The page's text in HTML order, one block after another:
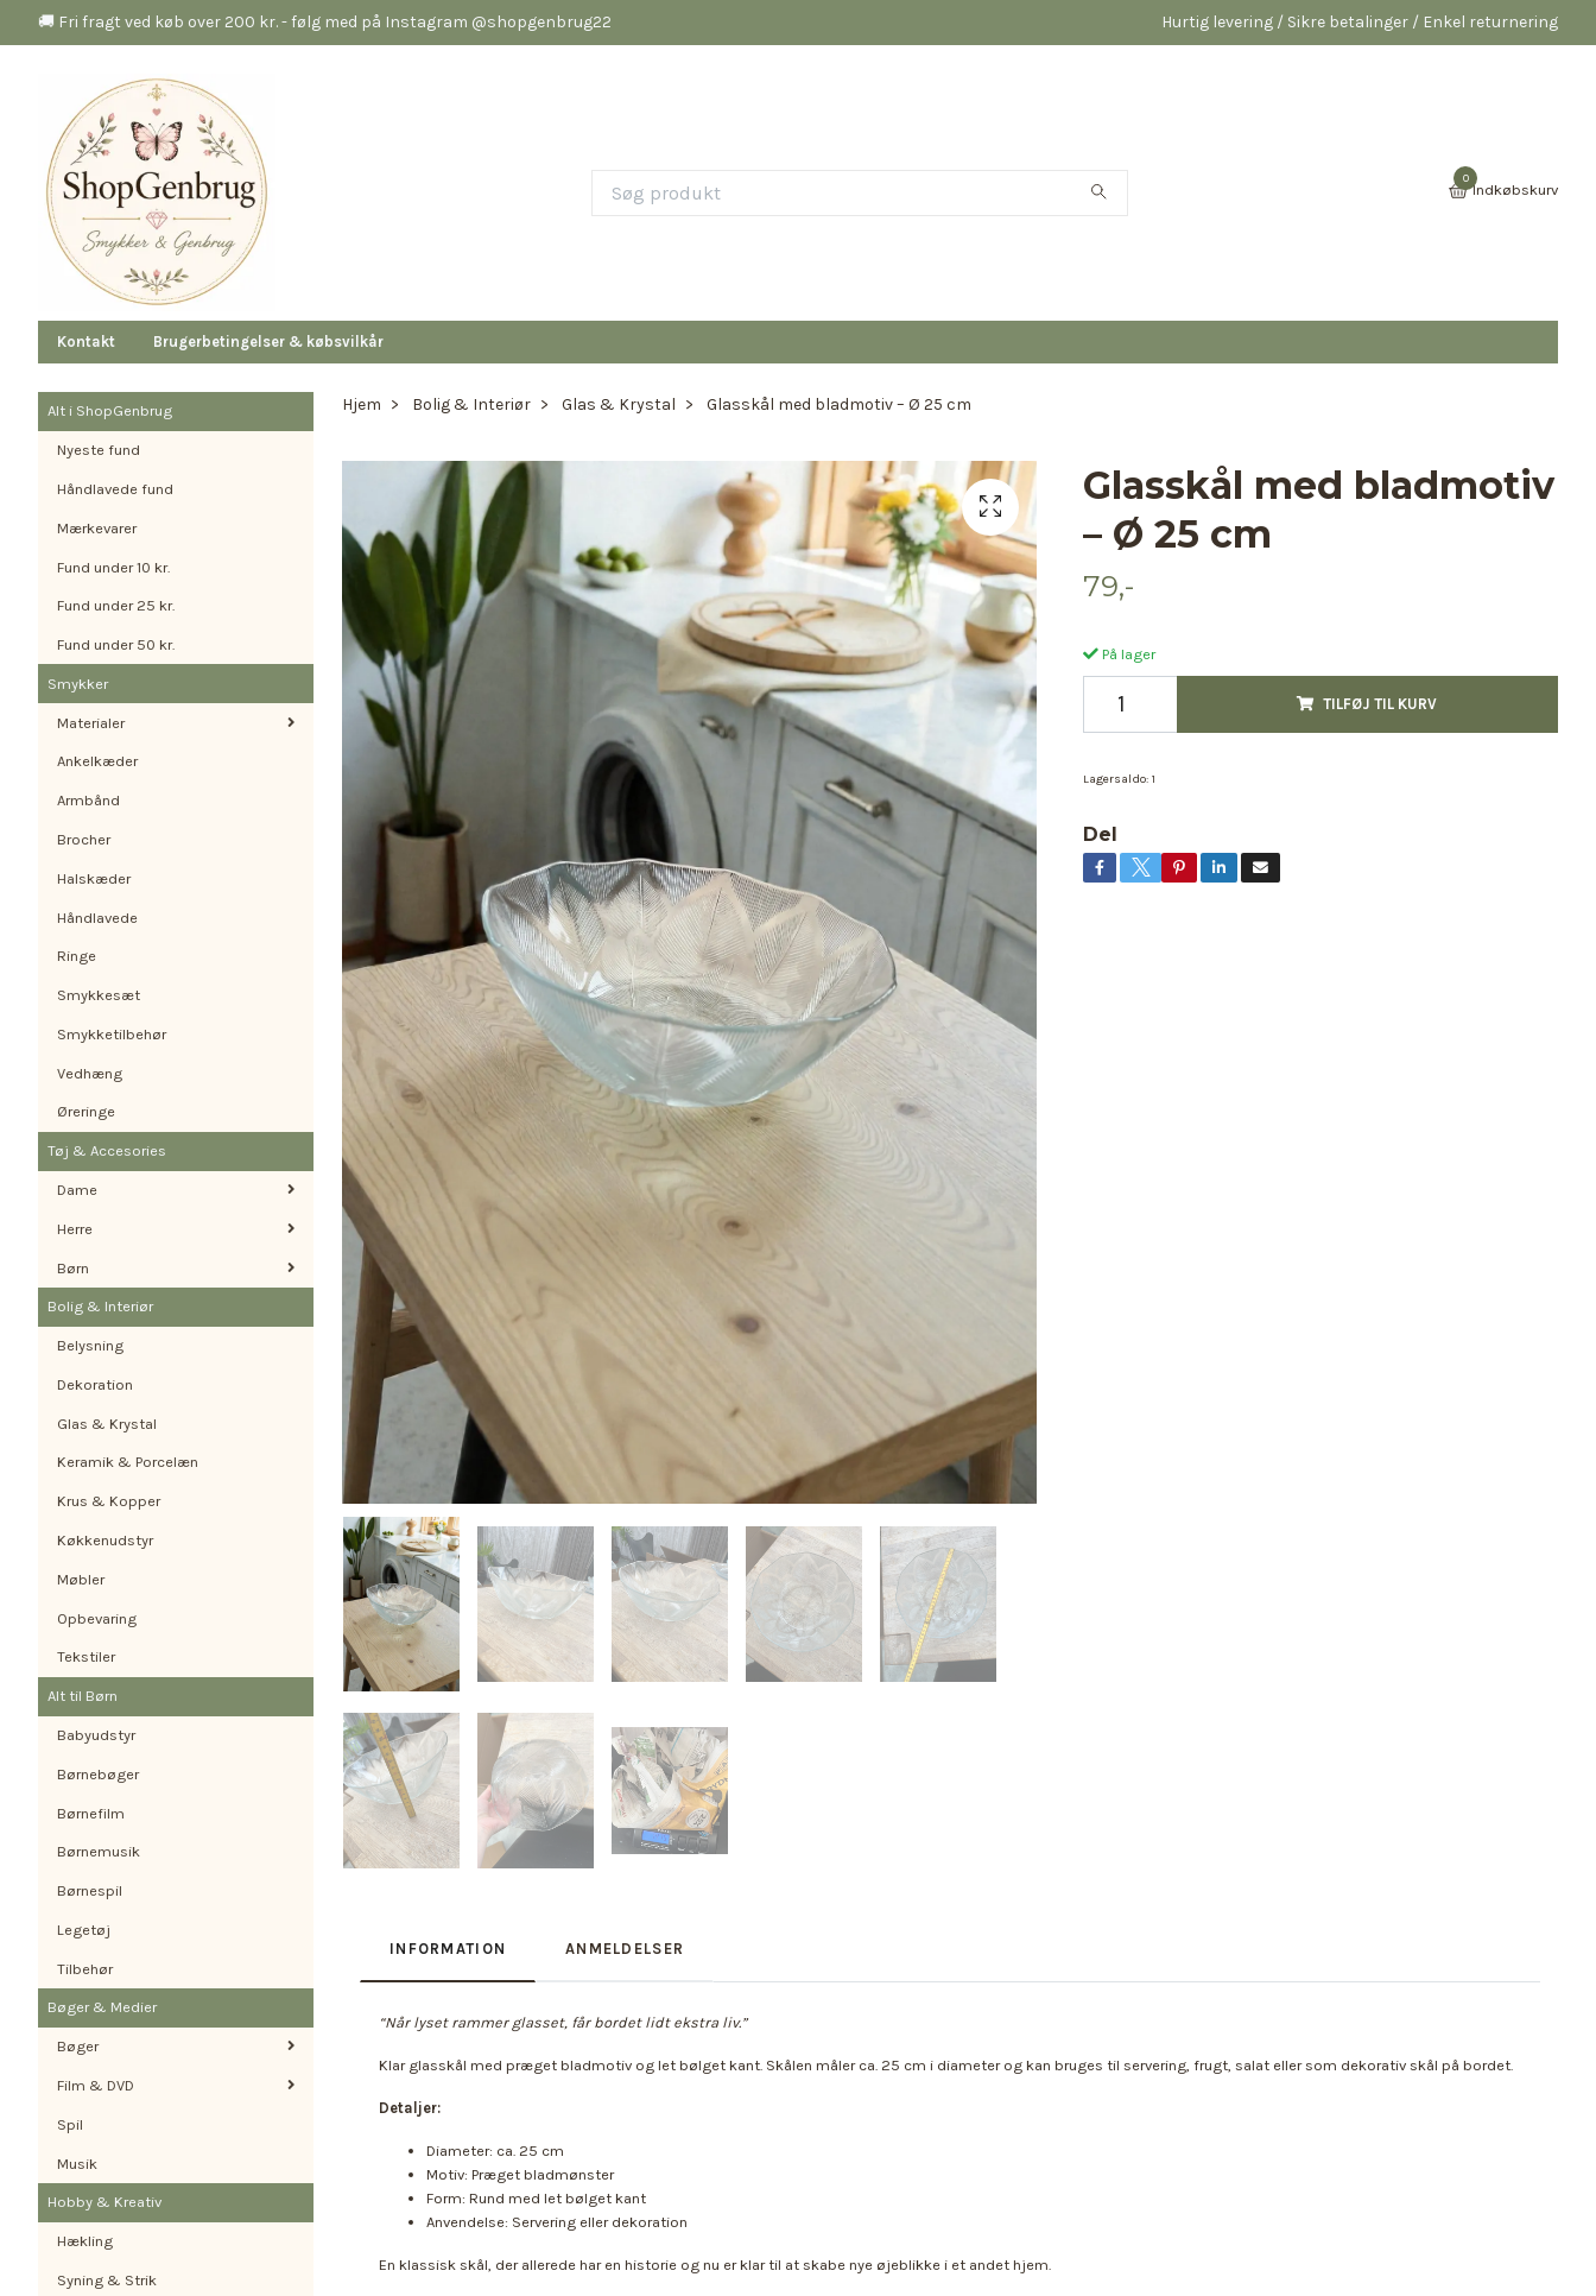
🚚 Fri fragt ved køb over 200 kr. - følg med på Instagram @shopgenbrug22 Hurtig levering / Sikre betalinger / Enkel returnering
0
Indkøbskurv
Kontakt Brugerbetingelser & købsvilkår
Alt i ShopGenbrug
Nyeste fund
Håndlavede fund
Mærkevarer
Fund under 10 kr.
Fund under 25 kr.
Fund under 50 kr.
Smykker
Materialer
Ankelkæder
Armbånd
Brocher
Halskæder
Håndlavede
Ringe
Smykkesæt
Smykketilbehør
Vedhæng
Øreringe
Tøj & Accesories
Dame
Herre
Børn
Bolig & Interiør
Belysning
Dekoration
Glas & Krystal
Keramik & Porcelæn
Krus & Kopper
Køkkenudstyr
Møbler
Opbevaring
Tekstiler
Alt til Børn
Babyudstyr
Børnebøger
Børnefilm
Børnemusik
Børnespil
Legetøj
Tilbehør
Bøger & Medier
Bøger
Film & DVD
Spil
Musik
Hobby & Kreativ
Hækling
Syning & Strik
Hjem Bolig & Interiør Glas & Krystal Glasskål med bladmotiv – Ø 25 cm
Glasskål med bladmotiv
– Ø 25 cm
79,-
På lager
TILFØJ TIL KURV
Lagersaldo: 1
Del
INFORMATION ANMELDELSER
“Når lyset rammer glasset, får bordet lidt ekstra liv.”
Klar glasskål med præget bladmotiv og let bølget kant. Skålen måler ca. 25 cm i diameter og kan bruges til servering, frugt, salat eller som dekorativ skål på bordet.
Detaljer:
Diameter: ca. 25 cm
Motiv: Præget bladmønster
Form: Rund med let bølget kant
Anvendelse: Servering eller dekoration
En klassisk skål, der allerede har en historie og nu er klar til at skabe nye øjeblikke i et andet hjem.